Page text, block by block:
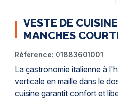
VESTE DE
MANCHES
Référence: 01883601001
La gastronomie italienne à
verticale en maille dans le
cuisine garantit confort et